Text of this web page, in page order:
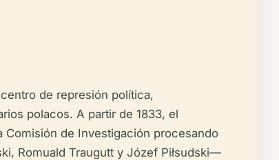
de represión política,
polacos. A partir de 1833, el
de Investigación procesando
Romuald Traugutt y Józef Piłsudski—